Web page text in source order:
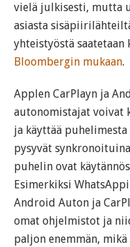
vielä julkisesti, mutta
asiasta
yhteistyöstä
Bloombergin mukaan.
Applen CarPlayn ja
autonomistajat voivat
ja käyttää
pysyvät
puhelin ovat
Esimerkiksi
Android Auton ja
omat ohjelmistot ja
paljon enemmän,